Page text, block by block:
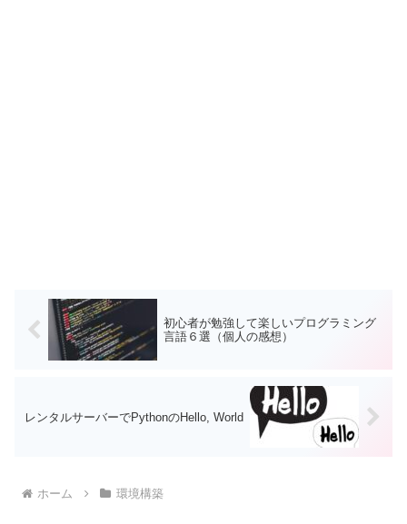
初心者が勉強して楽しいプログラミング
言語６選（個人の感想）
レンタルサーバーでPythonのHello, World
ホーム 環境構築